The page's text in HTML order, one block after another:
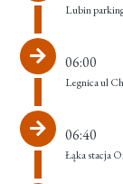
Lubin
06:00
Legnica ul
06:40
Łąka stacja